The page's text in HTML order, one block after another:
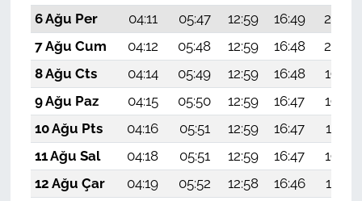
6 Ağu Per
04:11 05:47 12:59 16:49
20:02
7 Ağu Cum
04:12 05:48 12:59 16:48
20:00
8 Ağu Cts
04:14 05:49 12:59 16:48
19:59
9 Ağu Paz
04:15 05:50 12:59 16:47
19:58
10 Ağu Pts
04:16 05:51 12:59 16:47
19:57
11 Ağu Sal
04:18 05:51 12:59 16:47
19:56
12 Ağu Çar
04:19 05:52 12:58 16:46
19:55